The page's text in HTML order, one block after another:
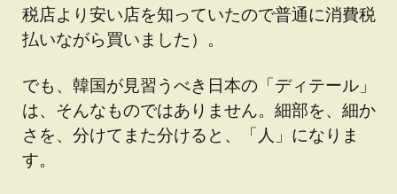
税店より安い店を知っていたので普通に消費税
払いながら買いました）。
でも、韓国が見習うべき日本の「ディテール」
は、そんなものではありません。細部を、細か
さを、分けてまた分けると、「人」になりま
す。